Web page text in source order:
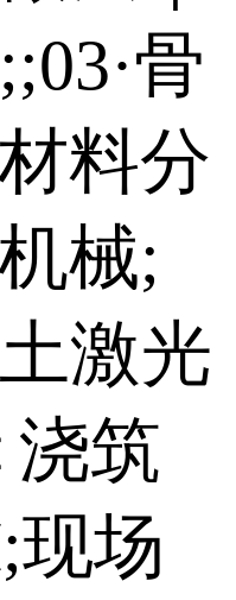
骨
料分
械;
激光
筑
现场